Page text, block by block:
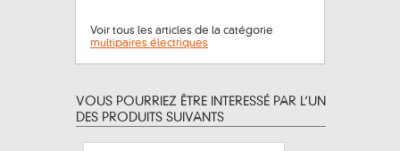
Voir tous les articles de la catégorie
multipaires électriques
VOUS POURRIEZ ÊTRE INTERESSÉ PAR L’UN
DES PRODUITS SUIVANTS